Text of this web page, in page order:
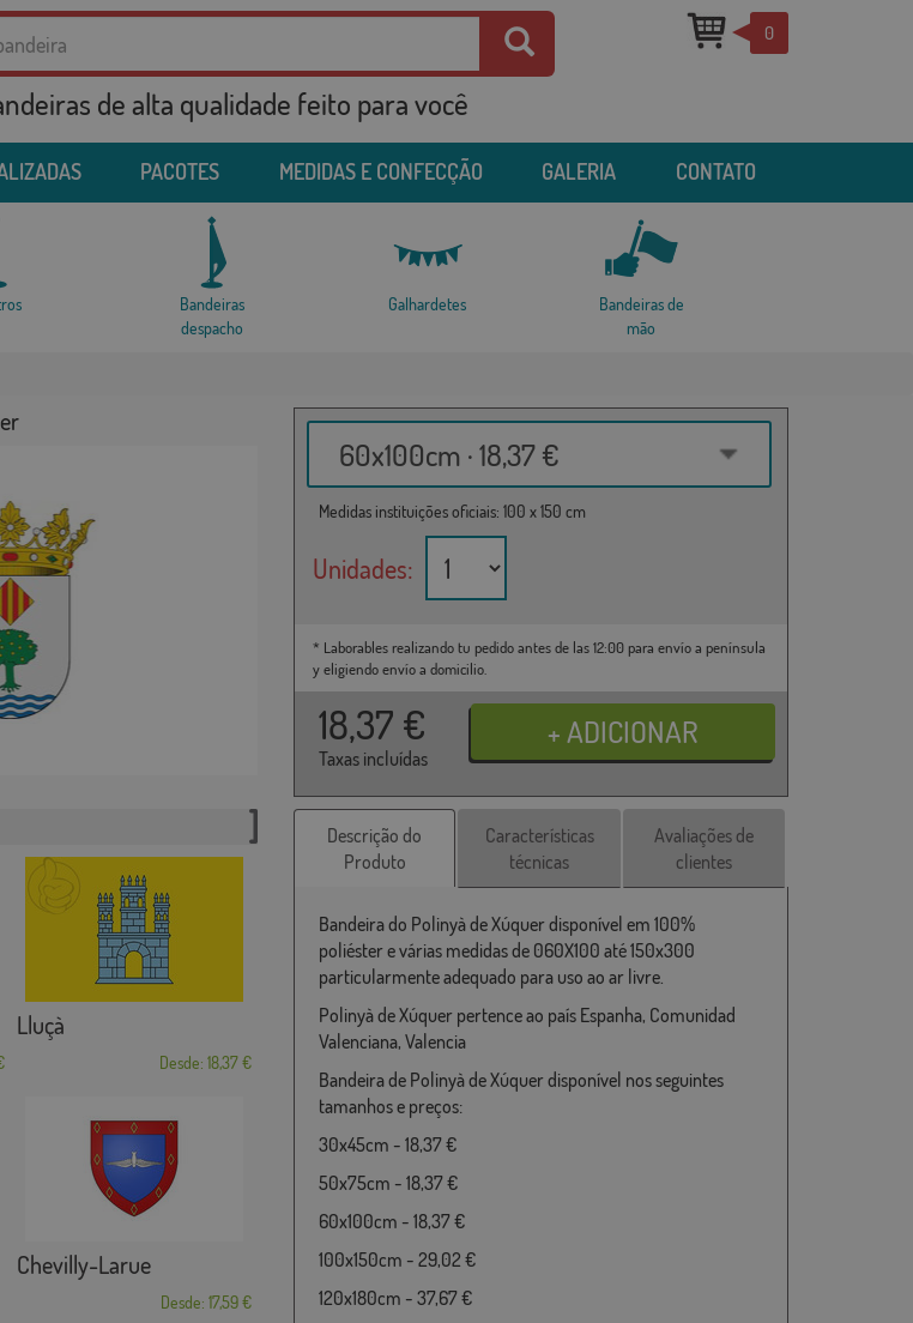
de alta qualidade feito para você
0
PACOTES MEDIDAS E CONFECÇÃO GALERIA CONTATO
Bandeiras
despacho
Galhardetes
Bandeiras de
mão
60x100cm · 18,37 €
Medidas instituições oficiais: 100 x 150 cm
Unidades:
* Laborables realizando tu pedido antes de las 12:00 para envío a península
y eligiendo envío a domicilio.
18,37 €
Taxas incluídas
Lluçà
Desde: 18,37 €
Chevilly-Larue
Desde: 17,59 €
Descrição do
Produto
Características
técnicas
Avaliações de
clientes
Bandeira do Polinyà de Xúquer disponível em 100%
poliéster e várias medidas de 060X100 até 150x300
particularmente adequado para uso ao ar livre.
Polinyà de Xúquer pertence ao país Espanha, Comunidad
Valenciana, Valencia
Bandeira de Polinyà de Xúquer disponível nos seguintes
tamanhos e preços:
30x45cm - 18,37 €
50x75cm - 18,37 €
60x100cm - 18,37 €
100x150cm - 29,02 €
120x180cm - 37,67 €